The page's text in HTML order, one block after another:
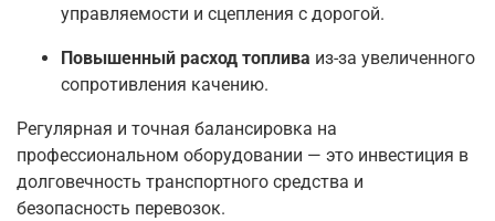
управляемости и сцепления с дорогой.
Повышенный расход топлива из-за увеличенного
сопротивления качению.
Регулярная и точная балансировка на
профессиональном оборудовании — это инвестиция в
долговечность транспортного средства и
безопасность перевозок.